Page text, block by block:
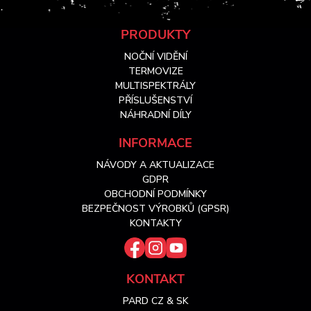
PRODUKTY
NOČNÍ VIDĚNÍ
TERMOVIZE
MULTISPEKTRÁLY
PŘÍSLUŠENSTVÍ
NÁHRADNÍ DÍLY
INFORMACE
NÁVODY A AKTUALIZACE
GDPR
OBCHODNÍ PODMÍNKY
BEZPEČNOST VÝROBKŮ (GPSR)
KONTAKTY
KONTAKT
PARD CZ & SK